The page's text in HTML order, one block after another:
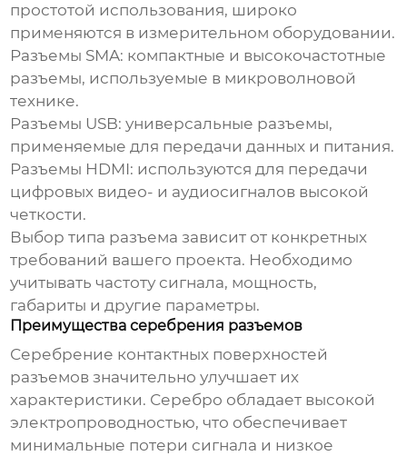
простотой использования, широко
применяются в измерительном оборудовании.
Разъемы SMA: компактные и высокочастотные
разъемы, используемые в микроволновой
технике.
Разъемы USB: универсальные разъемы,
применяемые для передачи данных и питания.
Разъемы HDMI: используются для передачи
цифровых видео- и аудиосигналов высокой
четкости.
Выбор типа разъема зависит от конкретных
требований вашего проекта. Необходимо
учитывать частоту сигнала, мощность,
габариты и другие параметры.
Преимущества серебрения разъемов
Серебрение контактных поверхностей
разъемов значительно улучшает их
характеристики. Серебро обладает высокой
электропроводностью, что обеспечивает
минимальные потери сигнала и низкое